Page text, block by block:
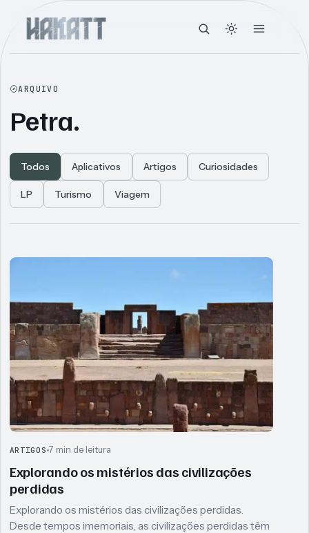
ARQUIVO
Petra.
Todos Aplicativos Artigos Curiosidades
LP Turismo Viagem
Articles
ARTIGOS 7 min de leitura
Explorando os mistérios das civilizações
perdidas
Explorando os mistérios das civilizações perdidas.
Desde tempos imemoriais, as civilizações perdidas têm